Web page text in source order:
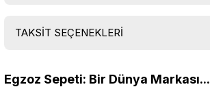
TAKSİT SEÇENEKLERİ
Egzoz Sepeti: Bir Dünya Markası...